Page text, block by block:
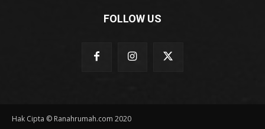
FOLLOW US
Hak Cipta © Ranahrumah.com 2020